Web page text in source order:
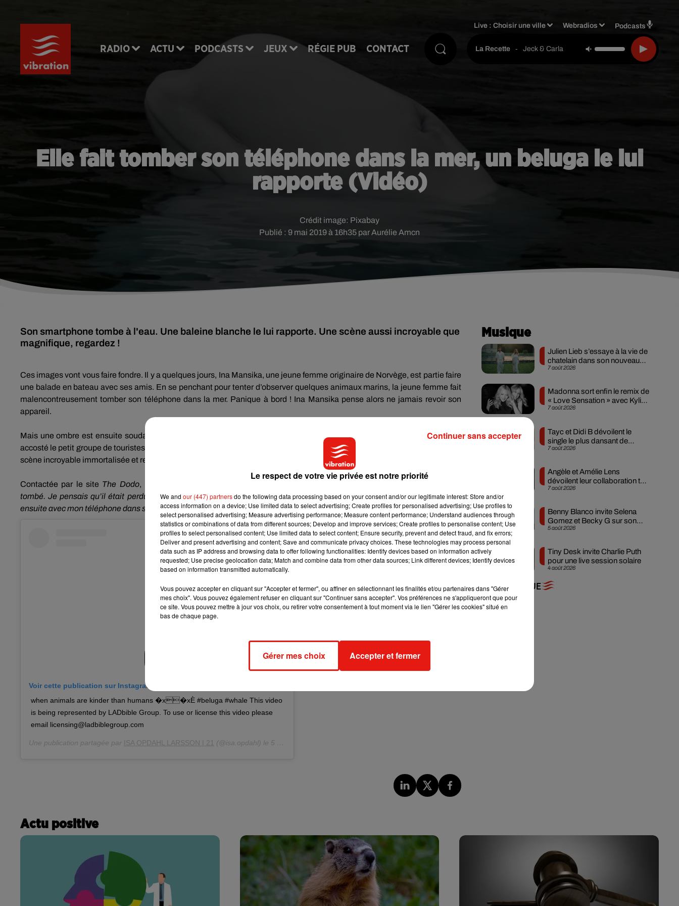
RADIO ACTU PODCASTS JEUX RÉGIE PUB CONTACT
Live :Choisir une ville Webradios Podcasts
La Recette - Jeck & Carla
Elle fait tomber son téléphone dans la mer, un beluga le lui
rapporte (Vidéo)
Publié : 9 mai 2019 à 16h35 par Aurélie Amcn
Crédit image: Pixabay
Son smartphone tombe à l'eau. Une baleine blanche le lui rapporte. Une scène aussi incroyable que
magnifique, regardez !
Ces images vont vous faire fondre. Il y a quelques jours, Ina Mansika, une jeune femme originaire de Norvège, est partie faire
une balade en bateau avec ses amis. En se penchant pour tenter d’observer quelques animaux marins, la jeune femme fait
malencontreusement tomber son téléphone dans la mer. Panique à bord ! Ina Mansika pense alors ne jamais revoir son
appareil.
Mais une ombre est ensuite soudainement apparue à la surface de l’eau. beluga, cette magnifique baleine blanche, a
accosté le petit groupe de touristes, avec, dans sa bouche, le fameux cellulaire tombé à l’eau quelques instants plus tôt.
scène incroyable immortalisée et relayée par de nombreux internautes.
Contactée par le site The Dodo, la jeune
tombé. Je pensais qu’il était perdu pour toujours jusqu’à ce qu’une baleine s’enfonce dans les profondeurs et reviennent
ensuite avec mon téléphone dans sa bouche !On était tous très surprises.On croyait à peine ce qu’on voyait !»
Voir cette publication sur Instagram
when animals are kinder than humans �x�xÈ #beluga #whale This video
is being represented by LADbible Group. To use or license this video please
email licensing@ladbiblegroup.com
Une publication partagée par ISA OPDAHL LARSSON | 21 (@isa.opdahl) le 5 Mai 2019 à 9 :20 PDT
Musique
7 août 2026
Julien Lieb s’essaye à la vie de
chatelain dans son nouveau
clip
7 août 2026
Madonna sort enfin le remix de
« Love Sensation » avec Kylie
Minogue
7 août 2026
Tayc et Didi B dévoilent le
single le plus dansant de
l’année
7 août 2026
Angèle et Amélie Lens
dévoilent leur collaboration tant
attendue
5 août 2026
Benny Blanco invite Selena
Gomez et Becky G sur son
nouveau single
4 août 2026
Tiny Desk invite Charlie Puth
pour une live session solaire
+ DE MUSIQUE
Actu positive
Le respect de votre vie privée est notre priorité
We and our (447) partnersdo the following data processing based on your consent and/or our legitimate interest: Store and/or
access information on a device; Use limited data to select advertising; Create profiles for personalised advertising; Use profiles to
select personalised advertising; Measure advertising performance; Measure content performance; Understand audiences through
statistics or combinations of data from different sources; Develop and improve services; Create profiles to personalise content; Use
profiles to select personalised content; Use limited data to select content; Ensure security, prevent and detect fraud, and fix errors;
Deliver and present advertising and content; Save and communicate privacy choices. These technologies may process personal
data such as IP address and browsing data to offer following functionalities: Identify devices based on information actively
requested; Use precise geolocation data; Match and combine data from other data sources; Link different devices; Identify devices
based on information transmitted automatically.
Vous pouvez accepter en cliquant sur "Accepter et fermer", ou affiner en sélectionnant les finalités et/ou partenaires dans "Gérer
mes choix". Vous pouvez également refuser en cliquant sur "Continuer sans accepter". Vos préférences ne s'appliqueront que pour
ce site. Vous pouvez mettre à jour vos choix, ou retirer votre consentement à tout moment via le lien "Gérer les cookies" situé en
bas de chaque page.
Gérer mes choix Accepter et fermer
Continuer sans accepter